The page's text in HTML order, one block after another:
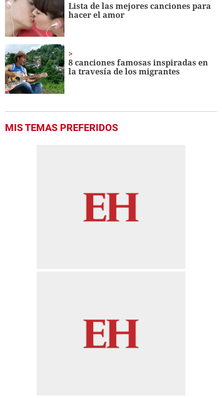
Lista de las mejores canciones para
hacer el amor
8 canciones famosas inspiradas en
la travesía de los migrantes
MIS TEMAS PREFERIDOS